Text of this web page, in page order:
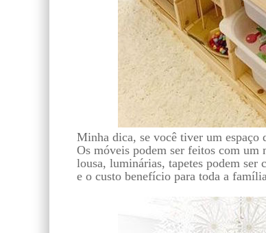
Minha dica, se você tiver um espaço
Os móveis podem ser feitos com um
lousa, luminárias, tapetes podem
e o custo benefício para toda a